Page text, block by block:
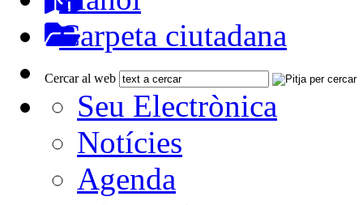
Carpeta ciutadana
Cercar al web
Seu Electrònica
Notícies
Agenda